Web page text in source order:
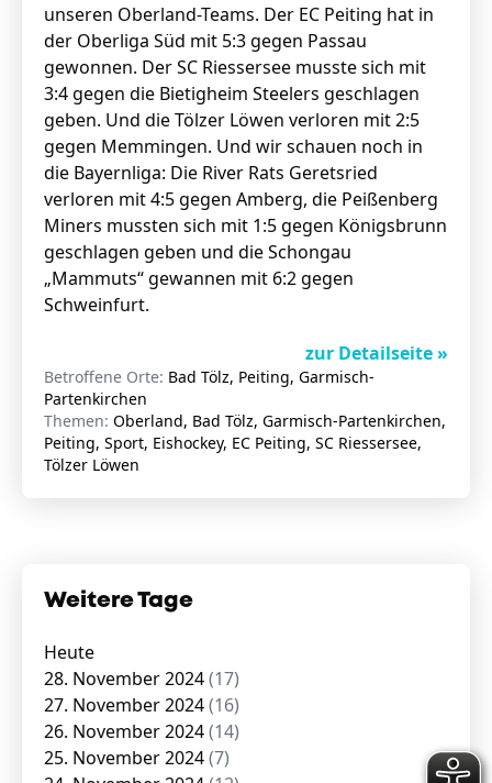
unseren Oberland-Teams. Der EC Peiting hat in
der Oberliga Süd mit 5:3 gegen Passau
gewonnen. Der SC Riessersee musste sich mit
3:4 gegen die Bietigheim Steelers geschlagen
geben. Und die Tölzer Löwen verloren mit 2:5
gegen Memmingen. Und wir schauen noch in
die Bayernliga: Die River Rats Geretsried
verloren mit 4:5 gegen Amberg, die Peißenberg
Miners mussten sich mit 1:5 gegen Königsbrunn
geschlagen geben und die Schongau
„Mammuts“ gewannen mit 6:2 gegen
Schweinfurt.
zur Detailseite »
Betroffene Orte: Bad Tölz, Peiting, Garmisch-
Partenkirchen
Themen: Oberland, Bad Tölz, Garmisch-Partenkirchen,
Peiting, Sport, Eishockey, EC Peiting, SC Riessersee,
Tölzer Löwen
Weitere Tage
Heute
28. November 2024(17)
27. November 2024(16)
26. November 2024(14)
25. November 2024(7)